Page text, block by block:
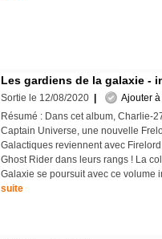
Les gardiens de la galaxie -
Sortie le 12/08/2020
Ajouter
Résumé : Dans cet album, Charlie-
Captain Universe, une nouvelle
Galactiques reviennent avec
Ghost Rider dans leurs rangs ! La
Galaxie se poursuit avec ce volume
suite